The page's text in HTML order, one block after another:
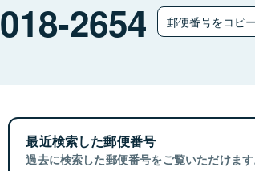
018-2654 郵便番号をコピ
最近検索した郵便番号
過去に検索した郵便番号をご覧いただけます